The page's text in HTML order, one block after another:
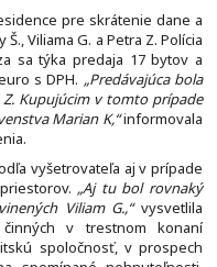
pre skrátenie dane a
Viliama G. a Petra Z. Polícia
sa týka predaja 17 bytov a
s DPH. „Predávajúca bola
Kupujúcim v tomto prípade
Marian K,“informovala
vyšetrovateľa aj v prípade
„Aj tu bol rovnaký
Viliam G.,“vysvetlila
v trestnom konaní
spoločnosť, v prospech